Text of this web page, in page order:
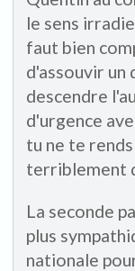
le sens
faut bien
d'assouvir un
descendre
d'urgence
tu ne te
terriblement
La seconde
plus
nationale